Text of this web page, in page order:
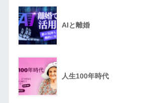
AIと離婚
人生100年時代